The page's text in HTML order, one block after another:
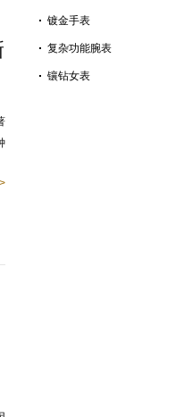
镀金手表
复杂功能腕表
镶钻女表